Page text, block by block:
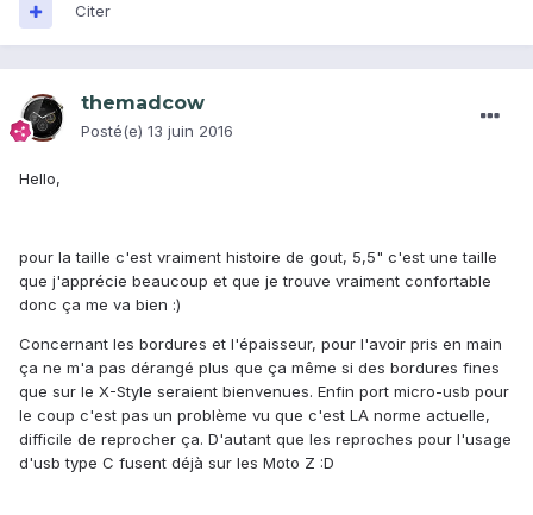
Citer
themadcow
Posté(e) 13 juin 2016
Hello,
pour la taille c'est vraiment histoire de gout, 5,5" c'est une taille
que j'apprécie beaucoup et que je trouve vraiment confortable
donc ça me va bien :)
Concernant les bordures et l'épaisseur, pour l'avoir pris en main
ça ne m'a pas dérangé plus que ça même si des bordures fines
que sur le X-Style seraient bienvenues. Enfin port micro-usb pour
le coup c'est pas un problème vu que c'est LA norme actuelle,
difficile de reprocher ça. D'autant que les reproches pour l'usage
d'usb type C fusent déjà sur les Moto Z :D